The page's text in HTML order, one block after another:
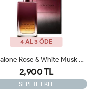
4 AL 3 ÖDE
Jo Malone Rose & White Musk Absolu 100 Ml Orıjınal JLT
2,900 TL
SEPETE EKLE